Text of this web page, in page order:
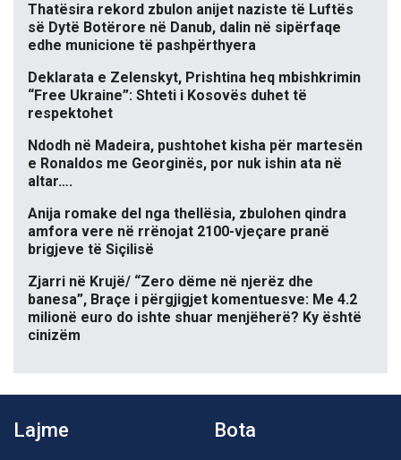
Thatësira rekord zbulon anijet naziste të Luftës
së Dytë Botërore në Danub, dalin në sipërfaqe
edhe municione të pashpërthyera
Deklarata e Zelenskyt, Prishtina heq mbishkrimin
“Free Ukraine”: Shteti i Kosovës duhet të
respektohet
Ndodh në Madeira, pushtohet kisha për martesën
e Ronaldos me Georginës, por nuk ishin ata në
altar….
Anija romake del nga thellësia, zbulohen qindra
amfora vere në rrënojat 2100-vjeçare pranë
brigjeve të Siçilisë
Zjarri në Krujë/ “Zero dëme në njerëz dhe
banesa”, Braçe i përgjigjet komentuesve: Me 4.2
milionë euro do ishte shuar menjëherë? Ky është
cinizëm
Lajme Bota